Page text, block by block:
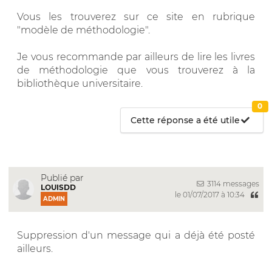
Vous les trouverez sur ce site en rubrique
"modèle de méthodologie".
Je vous recommande par ailleurs de lire les livres
de méthodologie que vous trouverez à la
bibliothèque universitaire.
Cette réponse a été utile
0
Publié par
LOUISDD
ADMIN
3114 messages
le 01/07/2017 à 10:34
Suppression d'un message qui a déjà été posté
ailleurs.